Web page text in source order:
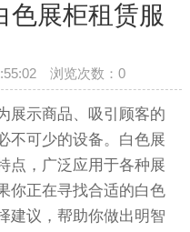
色展柜租赁服
浏览次数：0
展示商品、吸引顾客的
不可少的设备。白色展
点，广泛应用于各种展
你正在寻找合适的白色
建议，帮助你做出明智